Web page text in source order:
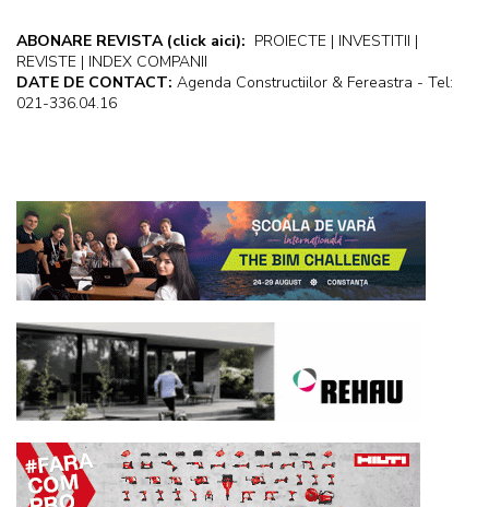
ABONARE REVISTA (click aici): PROIECTE | INVESTITII |
REVISTE | INDEX COMPANII
DATE DE CONTACT: Agenda Constructiilor & Fereastra - Tel:
021-336.04.16